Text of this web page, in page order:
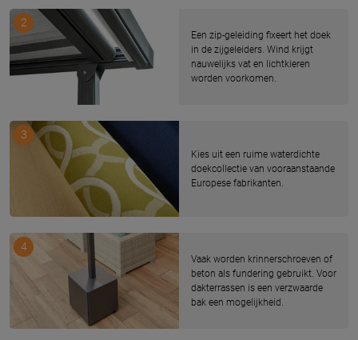
Een zip-geleiding fixeert het doek
in de zijgeleiders. Wind krijgt
nauwelijks vat en lichtkieren
worden voorkomen.
2
Kies uit een ruime waterdichte
doekcollectie van vooraanstaande
Europese fabrikanten.
3
Vaak worden krinnerschroeven of
beton als fundering gebruikt. Voor
dakterrassen is een verzwaarde
bak een mogelijkheid.
4